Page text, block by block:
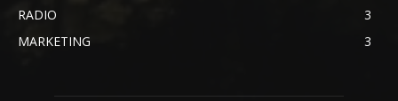
RADIO
3
MARKETING
3